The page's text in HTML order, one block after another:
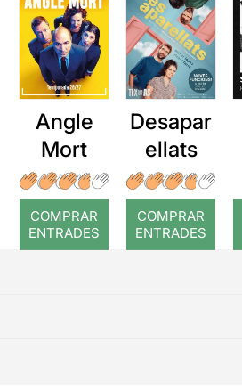
Angle
Mort
COMPRAR
ENTRADES
Desapar
ellats
COMPRAR
ENTRADES